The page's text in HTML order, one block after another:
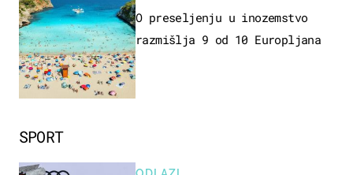
SPORT
O preseljenju u inozemstvo
razmišlja 9 od 10 Europljana